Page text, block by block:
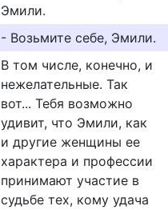
Эмили.
- Возьмите себе, Эмили.
В том числе, конечно, и
нежелательные. Так
вот... Тебя возможно
удивит, что Эмили, как
и другие женщины ее
характера и профессии
принимают участие в
судьбе тех, кому удача